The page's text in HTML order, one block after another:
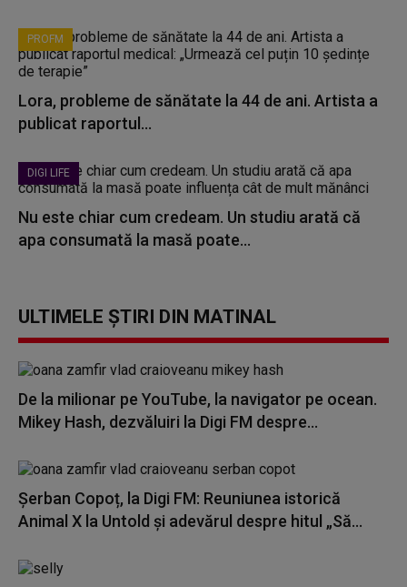
PROFM
Lora, probleme de sănătate la 44 de ani. Artista a
publicat raportul...
DIGI LIFE
Nu este chiar cum credeam. Un studiu arată că
apa consumată la masă poate...
ULTIMELE ȘTIRI DIN MATINAL
De la milionar pe YouTube, la navigator pe ocean.
Mikey Hash, dezvăluiri la Digi FM despre...
Șerban Copoț, la Digi FM: Reuniunea istorică
Animal X la Untold și adevărul despre hitul „Să...